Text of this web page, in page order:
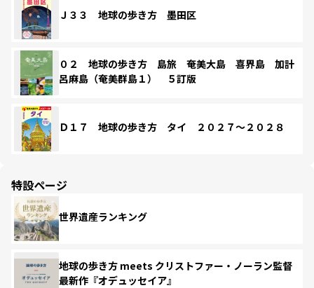
Ｊ３３ 地球の歩き方 墨田区
０２ 地球の歩き方 島旅 奄美大島 喜界島 加計
呂麻島（奄美群島１） ５訂版
Ｄ１７ 地球の歩き方 タイ ２０２７～２０２８
特設ページ
世界遺産ランキング
地球の歩き方 meets クリストファー・ノーラン監督
最新作『オデュッセイア』